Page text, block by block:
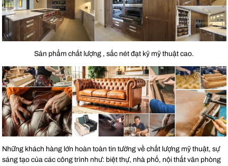
Sản phẩm chất lượng , sắc nét đạt kỹ mỹ thuật cao.
Những khách hàng lớn hoàn toàn tin tưởng về chất lượng mỹ thuật, sự
sáng tạo của các công trình như: biệt thự, nhà phố, nội thất văn phòng